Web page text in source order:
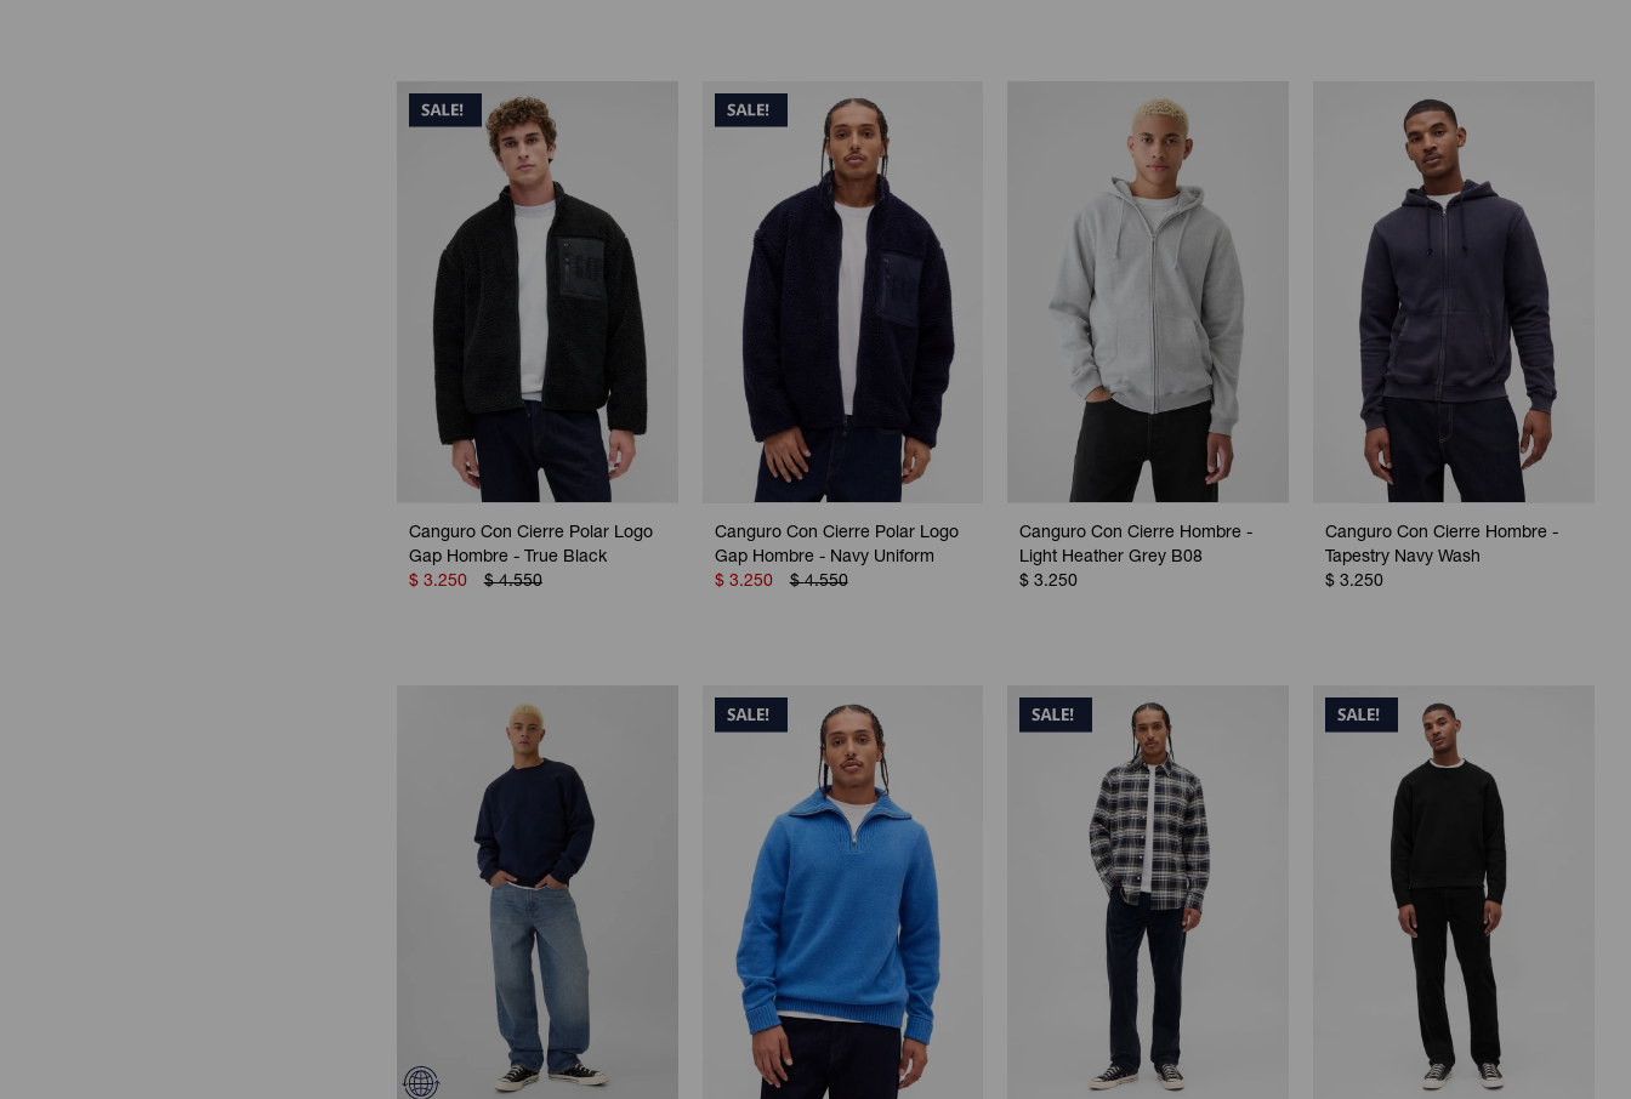
Canguro Con Cierre Polar Logo
Gap Hombre - True Black
$ 3.250 $ 4.550
Canguro Con Cierre Polar Logo
Gap Hombre - Navy Uniform
$ 3.250 $ 4.550
Canguro Con Cierre Hombre -
Light Heather Grey B08
$ 3.250
Canguro Con Cierre Hombre -
Tapestry Navy Wash
$ 3.250